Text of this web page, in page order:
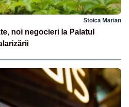
Stoica Marian
noi negocieri la Palatul